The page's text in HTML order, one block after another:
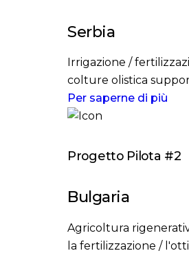
Serbia
Irrigazione /
colture olistica
Per saperne di più
Progetto Pilota #2
Bulgaria
Agricoltura
la fertilizzazione /